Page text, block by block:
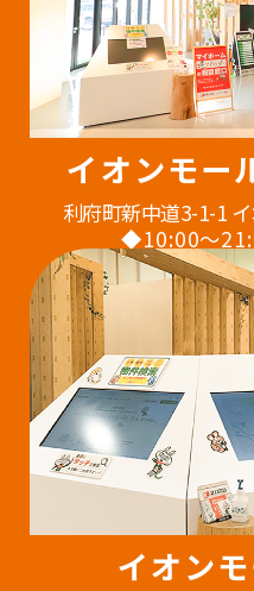
イオンモー
利府町新中道3-1-1
◆10:00〜
イオン